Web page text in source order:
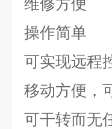
维修方便
操作简单
可实现远程
移动方便，
可干转而无